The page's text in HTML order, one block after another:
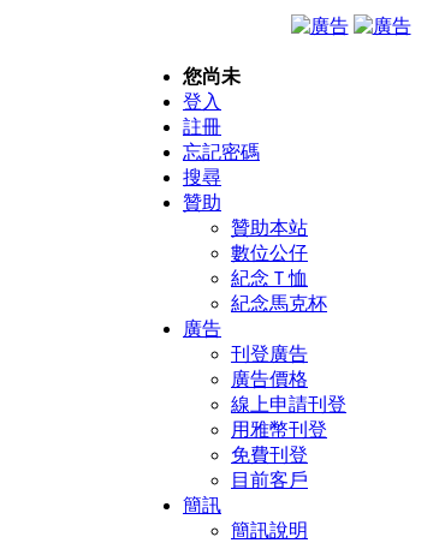
您尚未
登入
註冊
忘記密碼
搜尋
贊助
贊助本站
數位公仔
紀念Ｔ恤
紀念馬克杯
廣告
刊登廣告
廣告價格
線上申請刊登
用雅幣刊登
免費刊登
目前客戶
簡訊
簡訊說明